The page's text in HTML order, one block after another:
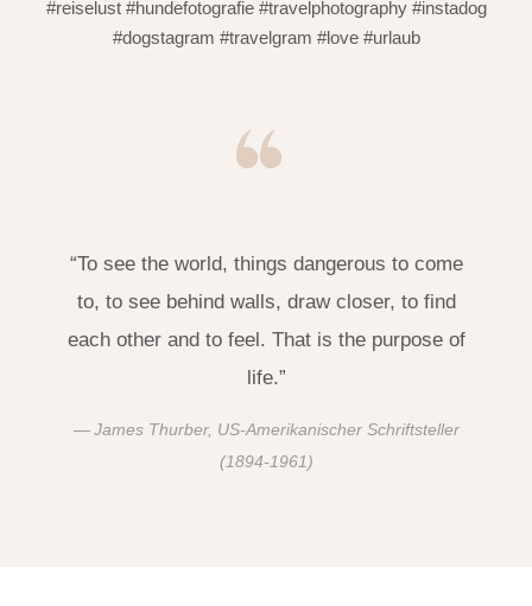
#reiselust #hundefotografie #travelphotography #instadog
#dogstagram #travelgram #love #urlaub
“To see the world, things dangerous to come
to, to see behind walls, draw closer, to find
each other and to feel. That is the purpose of
life.”
James Thurber, US-Amerikanischer Schriftsteller
(1894-1961)